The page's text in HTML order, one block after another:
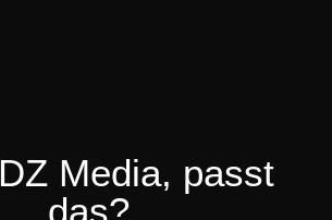
Media, passt
das?